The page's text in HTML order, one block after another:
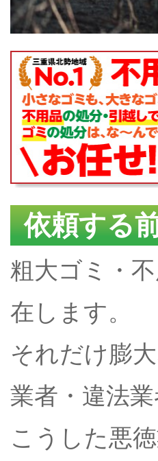
依頼する
粗大ゴミ・
在します。
それだけ膨
業者・違法
こうした悪